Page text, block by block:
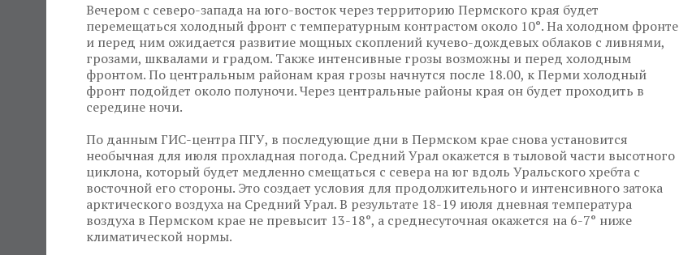
Вечером с северо-запада на юго-восток через территорию Пермского края будет
перемещаться холодный фронт с температурным контрастом около 10°. На холодном фронте
и перед ним ожидается развитие мощных скоплений кучево-дождевых облаков с ливнями,
грозами, шквалами и градом. Также интенсивные грозы возможны и перед холодным
фронтом. По центральным районам края грозы начнутся после 18.00, к Перми холодный
фронт подойдет около полуночи. Через центральные районы края он будет проходить в
середине ночи.
По данным ГИС-центра ПГУ, в последующие дни в Пермском крае снова установится
необычная для июля прохладная погода. Средний Урал окажется в тыловой части высотного
циклона, который будет медленно смещаться с севера на юг вдоль Уральского хребта с
восточной его стороны. Это создает условия для продолжительного и интенсивного затока
арктического воздуха на Средний Урал. В результате 18-19 июля дневная температура
воздуха в Пермском крае не превысит 13-18°, а среднесуточная окажется на 6-7° ниже
климатической нормы.